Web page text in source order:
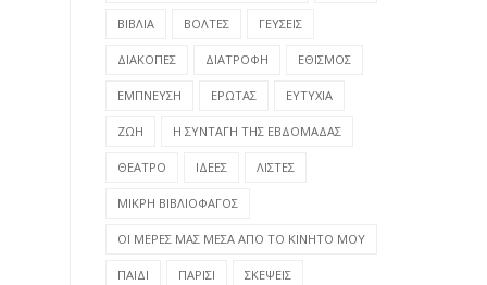
ΒΙΒΛΙΑ ΒΟΛΤΕΣ ΓΕΥΣΕΙΣ
ΔΙΑΚΟΠΕΣ ΔΙΑΤΡΟΦΗ ΕΘΙΣΜΟΣ
ΕΜΠΝΕΥΣΗ ΕΡΩΤΑΣ ΕΥΤΥΧΙΑ
ΖΩΗ Η ΣΥΝΤΑΓΗ ΤΗΣ ΕΒΔΟΜΑΔΑΣ
ΘΕΑΤΡΟ ΙΔΕΕΣ ΛΙΣΤΕΣ
ΜΙΚΡΗ ΒΙΒΛΙΟΦΑΓΟΣ
ΟΙ ΜΕΡΕΣ ΜΑΣ ΜΕΣΑ ΑΠΟ ΤΟ ΚΙΝΗΤΟ ΜΟΥ
ΠΑΙΔΙ ΠΑΡΙΣΙ ΣΚΕΨΕΙΣ